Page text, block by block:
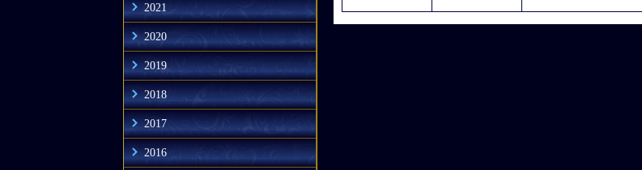
2021
2020
2019
2018
2017
2016